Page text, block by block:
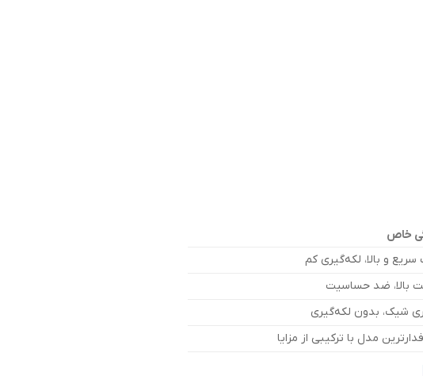
خاص
و بالا، لکه‌گیری کم
بالا، ضد حساسیت
شیک، بدون لکه‌گیری
مدل با ترکیبی از مزایا